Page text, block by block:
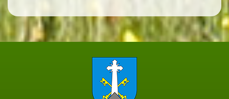
Strona główna